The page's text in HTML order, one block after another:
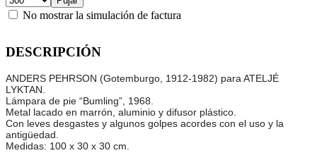
No mostrar la simulación de factura
DESCRIPCIÓN
ANDERS PEHRSON (Gotemburgo, 1912-1982) para ATELJÉ
LYKTAN.
Lámpara de pie “Bumling”, 1968.
Metal lacado en marrón, aluminio y difusor plástico.
Con leves desgastes y algunos golpes acordes con el uso y la
antigüedad.
Medidas: 100 x 30 x 30 cm.